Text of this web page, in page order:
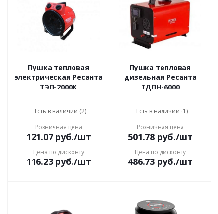
Пушка тепловая
электрическая Ресанта
ТЭП-2000К
Есть в наличии (2)
Розничная цена
121.07руб./шт
Цена по дисконту
116.23руб./шт
Пушка тепловая
дизельная Ресанта
ТДПН-6000
Есть в наличии (1)
Розничная цена
501.78руб./шт
Цена по дисконту
486.73руб./шт